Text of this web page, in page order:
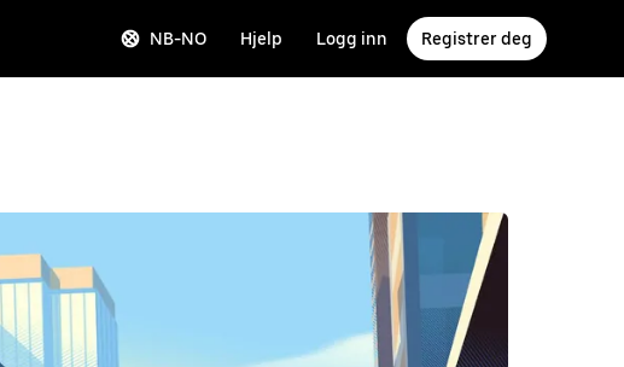
NB-NO Hjelp Logg inn Registrer deg